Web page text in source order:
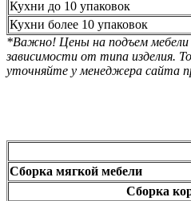
Кухни до 10 упаковок
Кухни более 10 упаковок
*Важно! Цены на подъем мебели
зависимости от типа изделия.
уточняйте у менеджера сайта
Сборка мягкой мебели
Сборка